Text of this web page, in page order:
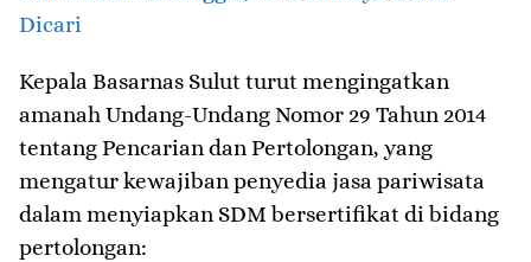
Dicari
Kepala Basarnas Sulut turut mengingatkan
amanah Undang-Undang Nomor 29 Tahun 2014
tentang Pencarian dan Pertolongan, yang
mengatur kewajiban penyedia jasa pariwisata
dalam menyiapkan SDM bersertifikat di bidang
pertolongan: